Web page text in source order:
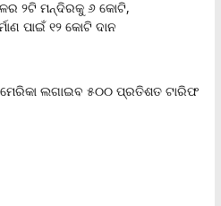
୨ଟି ମନ୍ଦିରକୁ ୬ କୋଟି,
ପାଇଁ ୧୨ କୋଟି ଦାନ
ଲଗାଇବ ୫୦୦ ପ୍ରତିଶତ ଟାରିଫ